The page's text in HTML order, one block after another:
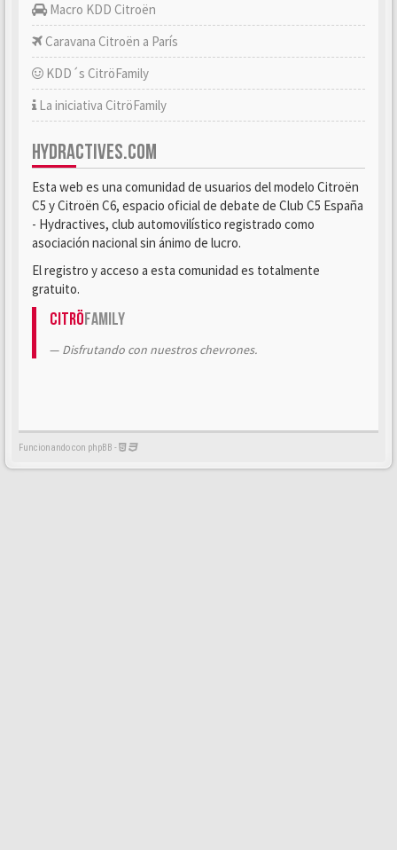
Macro KDD Citroën
Caravana Citroën a París
KDD´s CitröFamily
La iniciativa CitröFamily
HYDRACTIVES.COM
Esta web es una comunidad de usuarios del modelo Citroën
C5 y Citroën C6, espacio oficial de debate de Club C5 España
- Hydractives, club automovilístico registrado como
asociación nacional sin ánimo de lucro.
El registro y acceso a esta comunidad es totalmente
gratuito.
CitröFamily
Disfrutando con nuestros chevrones.
Funcionando con phpBB -